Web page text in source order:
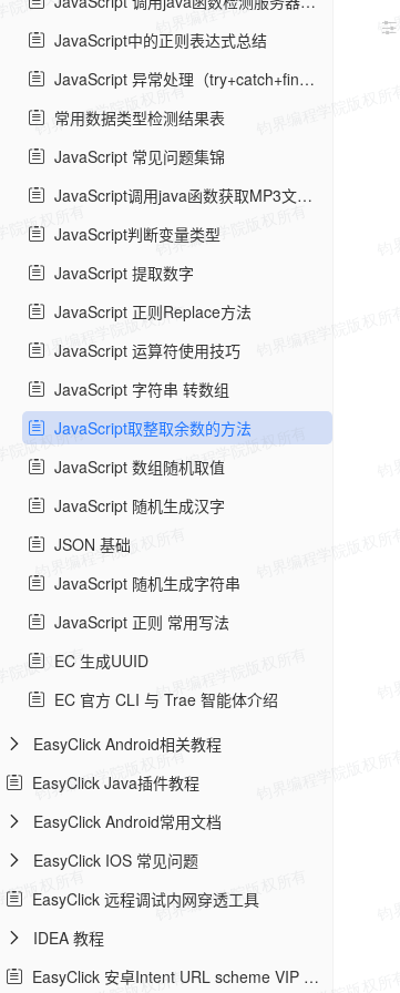
JavaScript中的正则表达式总结
JavaScript 异常处理（try+catch+finally+throw）
常用数据类型检测结果表
JavaScript 常见问题集锦
JavaScript调用java函数获取MP3文件时长
JavaScript判断变量类型
JavaScript 提取数字
JavaScript 正则Replace方法
JavaScript 运算符使用技巧
JavaScript 字符串 转数组
JavaScript取整取余数的方法
JavaScript 数组随机取值
JavaScript 随机生成汉字
JSON 基础
JavaScript 随机生成字符串
JavaScript 正则 常用写法
EC 生成UUID
EC 官方 CLI 与 Trae 智能体介绍
EasyClick Android相关教程
EasyClick Java插件教程
EasyClick Android常用文档
EasyClick IOS 常见问题
EasyClick 远程调试内网穿透工具
IDEA 教程
EasyClick 安卓Intent URL scheme VIP 教程